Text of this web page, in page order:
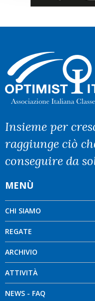
Insieme per
raggiunge ciò
conseguire da
MENÙ
CHI SIAMO
REGATE
ARCHIVIO
ATTIVITÀ
NEWS - FAQ